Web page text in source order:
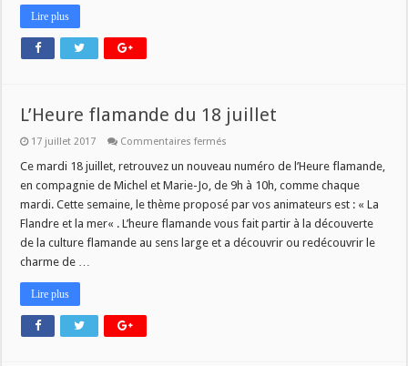
Lire plus
L’Heure flamande du 18 juillet
17 juillet 2017 Commentaires fermés
flamande
18
juillet
Ce mardi 18 juillet, retrouvez un nouveau numéro de l’Heure flamande,
en compagnie de Michel et Marie-Jo, de 9h à 10h, comme chaque
mardi. Cette semaine, le thème proposé par vos animateurs est : « La
Flandre et la mer« . L’heure flamande vous fait partir à la découverte
de la culture flamande au sens large et a découvrir ou redécouvrir le
charme de …
Lire plus